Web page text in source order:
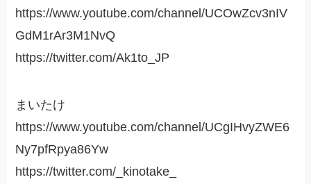
https://www.youtube.com/channel/UCOwZcv3nIV
GdM1rAr3M1NvQ
https://twitter.com/Ak1to_JP
まいたけ
https://www.youtube.com/channel/UCgIHvyZWE6
Ny7pfRpya86Yw
https://twitter.com/_kinotake_